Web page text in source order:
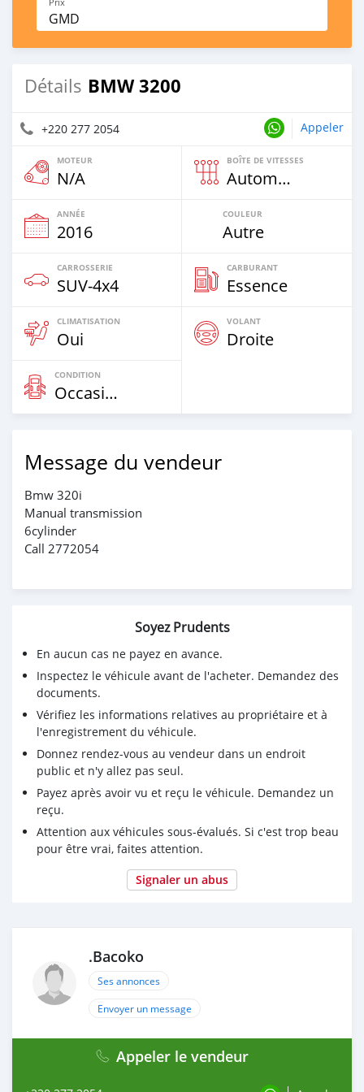
GMD
Détails BMW 3200
+220 277 2054 Appeler
MOTEUR
N/A
BOÎTE DE VITESSES
Automatique
ANNÉE
2016
COULEUR
Autre
CARROSSERIE
SUV‒4x4
CARBURANT
Essence
CLIMATISATION
Oui
VOLANT
Droite
CONDITION
Occasion
Message du vendeur
Bmw 320i
Manual transmission
6cylinder
Call 2772054
Soyez Prudents
En aucun cas ne payez en avance.
Inspectez le véhicule avant de l'acheter. Demandez des
documents.
Vérifiez les informations relatives au propriétaire et à
l'enregistrement du véhicule.
Donnez rendez-vous au vendeur dans un endroit
public et n'y allez pas seul.
Payez après avoir vu et reçu le véhicule. Demandez un
reçu.
Attention aux véhicules sous-évalués. Si c'est trop beau
pour être vrai, faites attention.
Signaler un abus
.Bacoko
Ses annonces
Envoyer un message
Appeler le vendeur